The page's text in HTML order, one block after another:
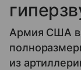
Армия США
из